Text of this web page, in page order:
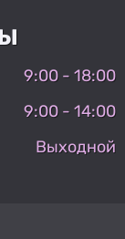
9:00 - 18:00
9:00 - 14:00
Выходной